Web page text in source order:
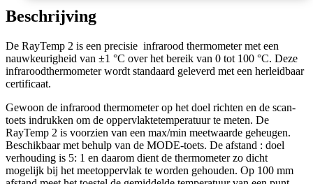
Beschrijving
De RayTemp 2 is een precisie infrarood thermometer met een
nauwkeurigheid van ±1 °C over het bereik van 0 tot 100 °C. Deze
infraroodthermometer wordt standaard geleverd met een herleidbaar
certificaat.
Gewoon de infrarood thermometer op het doel richten en de scan-
toets indrukken om de oppervlaktetemperatuur te meten. De
RayTemp 2 is voorzien van een max/min meetwaarde geheugen.
Beschikbaar met behulp van de MODE-toets. De afstand : doel
verhouding is 5: 1 en daarom dient de thermometer zo dicht
mogelijk bij het meetoppervlak te worden gehouden. Op 100 mm